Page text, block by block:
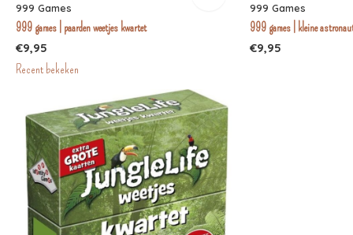
999 Games
999 games | paarden weetjes kwartet
€9,95
999 Games
999 games | kleine
€9,95
Recent bekeken